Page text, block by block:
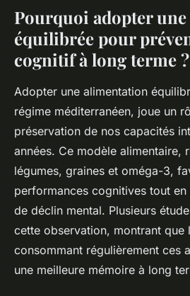
Pourquoi adopter
équilibrée pour
cognitif à long terme ?
Adopter une alimentation
régime méditerranéen, joue un
préservation de nos capacités
années. Ce modèle alimentaire,
légumes, graines et oméga-3,
performances cognitives tout
de déclin mental. Plusieurs
cette observation, montrant que
consommant régulièrement ces
une meilleure mémoire à long